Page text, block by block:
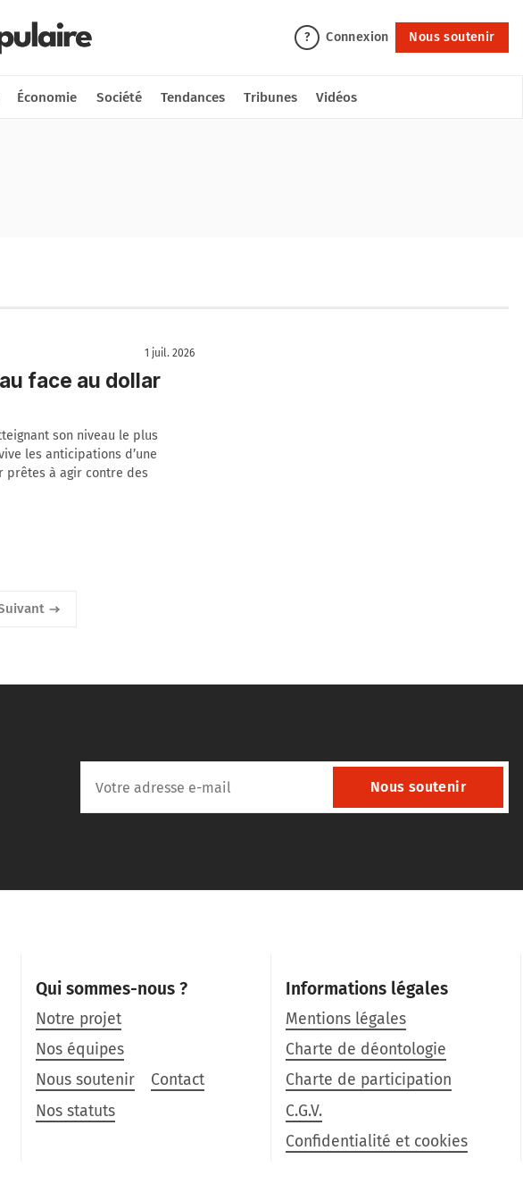
? Connexion Nous soutenir
Économie Société Tendances Tribunes Vidéos
1 juil. 2026
face au dollar
son niveau le plus
les anticipations d’une
prêtes à agir contre des
Nous soutenir
Qui sommes-nous ?
Notre projet
Nos équipes
Nous soutenir
Contact
Nos statuts
Informations légales
Mentions légales
Charte de déontologie
Charte de participation
C.G.V.
Confidentialité et cookies